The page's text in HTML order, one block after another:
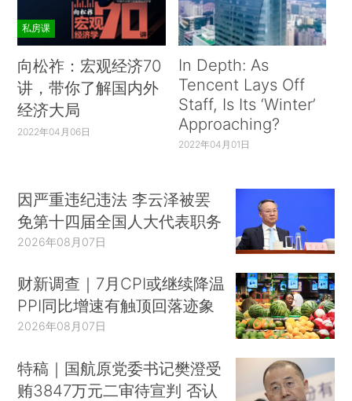
私房课
向松祚：宏观经济70
讲，带你了解国内外
经济大局
2022年04月06日
In Depth: As
Tencent Lays Off
Staff, Is Its ‘Winter’
Approaching?
2022年04月01日
因严重违纪违法 李云泽被罢
免第十四届全国人大代表职务
2026年08月07日
财新调查｜7月CPI或继续降温
PPI同比增速有触顶回落迹象
2026年08月07日
特稿｜国航原党委书记樊澄受
贿3847万元二审待宣判 否认